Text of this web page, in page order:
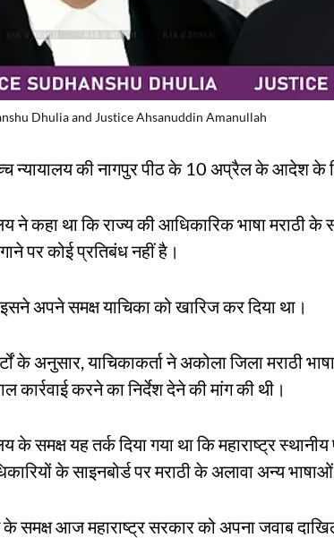
Dhulia and Justice Ahsanuddin Amanullah
न्यायालय की नागपुर पीठ के 10 अप्रैल के आदेश के
ने कहा था कि राज्य की आधिकारिक भाषा मराठी के
पर कोई प्रतिबंध नहीं है।
अपने समक्ष याचिका को खारिज कर दिया था।
के अनुसार, याचिकाकर्ता ने अकोला जिला मराठी
कार्रवाई करने का निर्देश देने की मांग की थी।
के समक्ष यह तर्क दिया गया था कि महाराष्ट्र
के साइनबोर्ड पर मराठी के अलावा अन्य
के समक्ष आज महाराष्ट्र सरकार को अपना जवाब